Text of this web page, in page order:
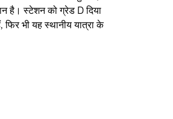
है। स्टेशन को ग्रेड D दिया
भी यह स्थानीय यात्रा के